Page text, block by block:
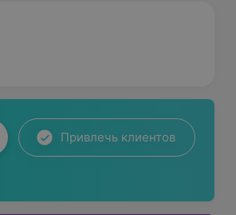
Привлечь клиентов